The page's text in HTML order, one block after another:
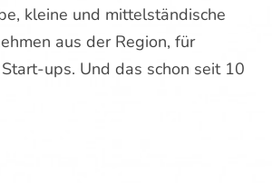
kleine und mittelständische
aus der Region, für
ups. Und das schon seit 10